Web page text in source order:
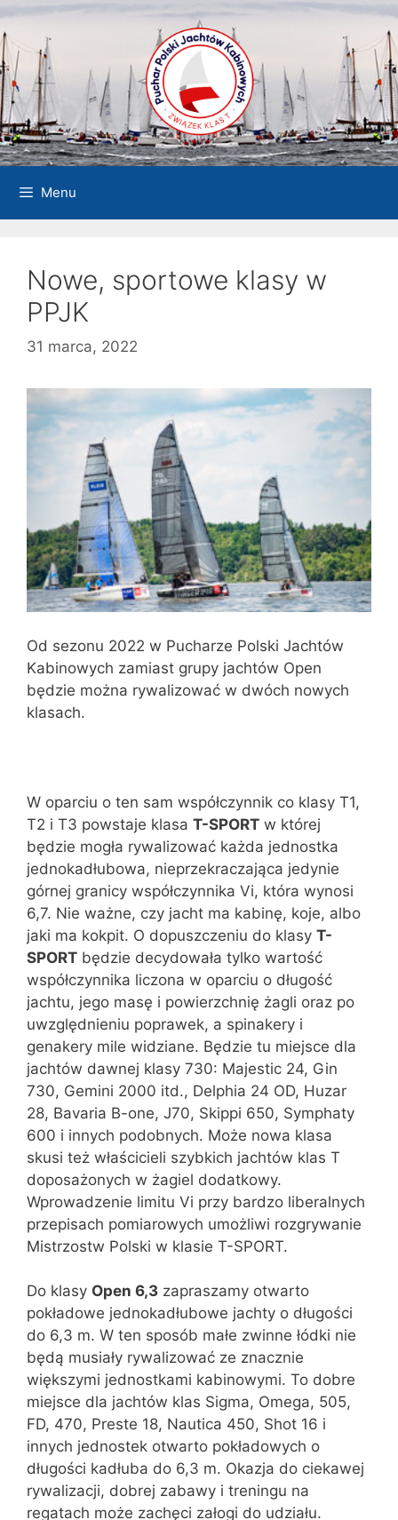
Przejdź
do
treści
Menu
Nowe, sportowe klasy w
PPJK
31 marca, 2022
Od sezonu 2022 w Pucharze Polski Jachtów
Kabinowych zamiast grupy jachtów Open
będzie można rywalizować w dwóch nowych
klasach.
W oparciu o ten sam współczynnik co klasy T1,
T2 i T3 powstaje klasa T-SPORT w której
będzie mogła rywalizować każda jednostka
jednokadłubowa, nieprzekraczająca jedynie
górnej granicy współczynnika Vi, która wynosi
6,7. Nie ważne, czy jacht ma kabinę, koje, albo
jaki ma kokpit. O dopuszczeniu do klasy T-
SPORT będzie decydowała tylko wartość
współczynnika liczona w oparciu o długość
jachtu, jego masę i powierzchnię żagli oraz po
uwzględnieniu poprawek, a spinakery i
genakery mile widziane. Będzie tu miejsce dla
jachtów dawnej klasy 730: Majestic 24, Gin
730, Gemini 2000 itd., Delphia 24 OD, Huzar
28, Bavaria B-one, J70, Skippi 650, Symphaty
600 i innych podobnych. Może nowa klasa
skusi też właścicieli szybkich jachtów klas T
doposażonych w żagiel dodatkowy.
Wprowadzenie limitu Vi przy bardzo liberalnych
przepisach pomiarowych umożliwi rozgrywanie
Mistrzostw Polski w klasie T-SPORT.
Do klasy Open 6,3 zapraszamy otwarto
pokładowe jednokadłubowe jachty o długości
do 6,3 m. W ten sposób małe zwinne łódki nie
będą musiały rywalizować ze znacznie
większymi jednostkami kabinowymi. To dobre
miejsce dla jachtów klas Sigma, Omega, 505,
FD, 470, Preste 18, Nautica 450, Shot 16 i
innych jednostek otwarto pokładowych o
długości kadłuba do 6,3 m. Okazja do ciekawej
rywalizacji, dobrej zabawy i treningu na
regatach może zachęci załogi do udziału.